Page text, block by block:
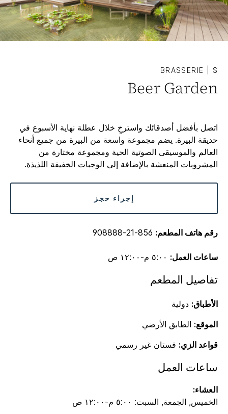
$
BRASSERIE
Beer Garden
اتصل بأفضل أصدقائك واسترخِ خلال عطلة نهاية الأسبوع في
حديقة البيرة. يضم مجموعة واسعة من البيرة من جميع أنحاء
العالم والموسيقى الصوتية الحية ومجموعة مختارة من
المشروبات المنعشة بالإضافة إلى الوجبات الخفيفة اللذيذة.
إجراء حجز
رقم هاتف المطعم:
ساعات العمل:
تفاصيل المطعم
الأطباق: دولية
الموقع: الطابق الأرضي
قواعد الزي: فستان غير رسمي
ساعات العمل
العشاء:
الخميس, الجمعة, السبت: ٥:٠٠ م-١٢:٠٠ ص